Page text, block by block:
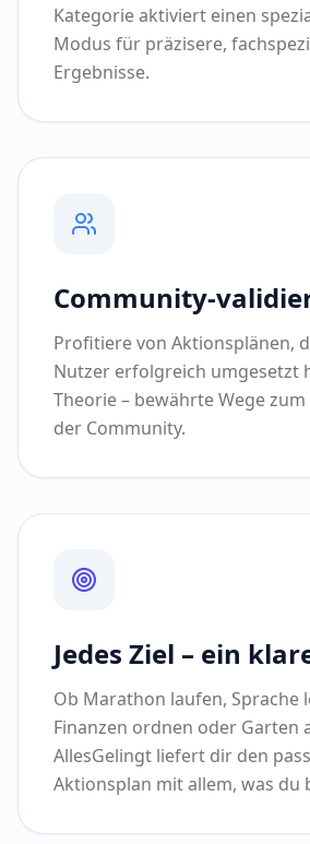
Modus für präzisere,
Ergebnisse.
Profitiere von Aktionsplänen,
Nutzer erfolgreich umgesetzt
Theorie – bewährte Wege zum
der Community.
Ob Marathon laufen, Sprache
Finanzen ordnen oder Garten
AllesGelingt liefert dir den
Aktionsplan mit allem, was du